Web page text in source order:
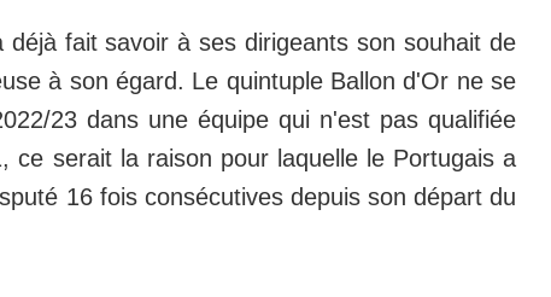
déjà fait savoir à ses dirigeants son souhait de
à son égard. Le quintuple Ballon d'Or ne se
23 dans une équipe qui n'est pas qualifiée
ce serait la raison pour laquelle le Portugais a
16 fois consécutives depuis son départ du